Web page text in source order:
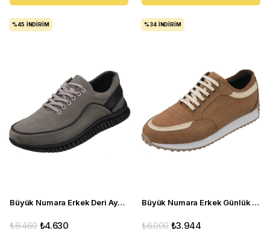
Büyük Numara Erkek Deri Ayakkabı - GG1318 Gri
₺4.630
₺8.460
%45 İNDIRIM
Büyük Numara Erkek Günlük Deri Spor Ayakkabı - YC2023 Kum
₺3.944
₺6.000
%34 İNDIRIM